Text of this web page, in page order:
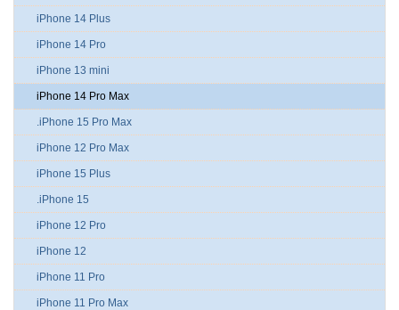
iPhone 14 Plus
iPhone 14 Pro
iPhone 13 mini
iPhone 14 Pro Max
.iPhone 15 Pro Max
iPhone 12 Pro Max
iPhone 15 Plus
.iPhone 15
iPhone 12 Pro
iPhone 12
iPhone 11 Pro
iPhone 11 Pro Max